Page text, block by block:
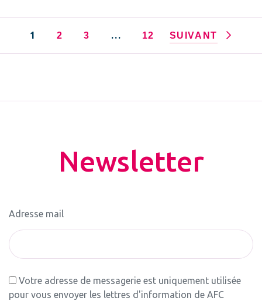
1 2 3 … 12 SUIVANT
Newsletter
Adresse mail
Votre adresse de messagerie est uniquement utilisée
pour vous envoyer les lettres d'information de AFC